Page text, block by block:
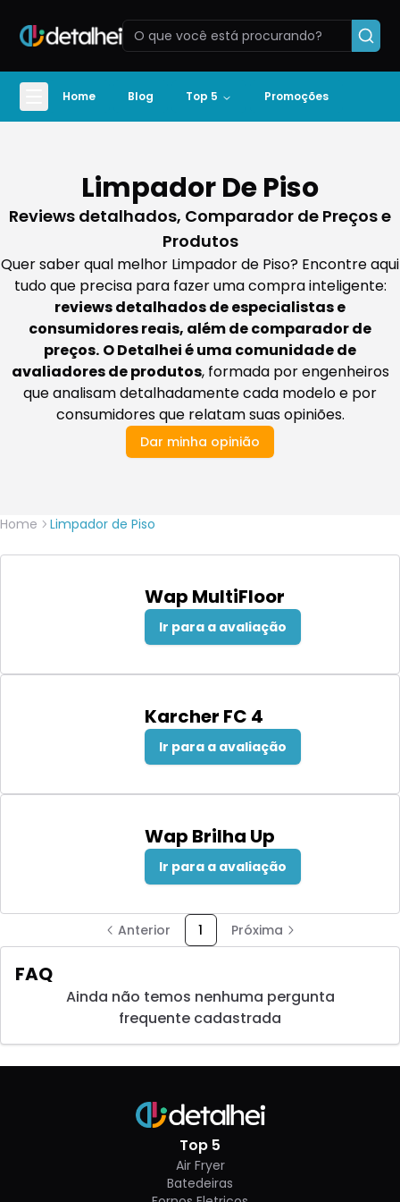
Home Blog Top 5 Promoções
Limpador De Piso
Reviews detalhados, Comparador de Preços e
Produtos
Quer saber qual melhor Limpador de Piso? Encontre aqui
tudo que precisa para fazer uma compra inteligente:
reviews detalhados de especialistas e
consumidores reais, além de comparador de
preços. O Detalhei é uma comunidade de
avaliadores de produtos, formada por engenheiros
que analisam detalhadamente cada modelo e por
consumidores que relatam suas opiniões.
Dar minha opinião
Home Limpador de Piso
Wap MultiFloor
Ir para a avaliação
Karcher FC 4
Ir para a avaliação
Wap Brilha Up
Ir para a avaliação
Anterior 1 Próxima
FAQ
Ainda não temos nenhuma pergunta
frequente cadastrada
Top 5
Air Fryer
Batedeiras